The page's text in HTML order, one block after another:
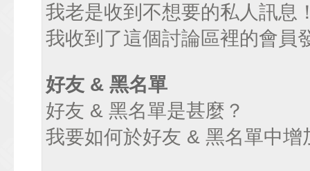
我老是收到不想要的私人訊息
我收到了這個討論區裡的會員
好友 & 黑名單
好友 & 黑名單是甚麼？
我要如何於好友 & 黑名單中增